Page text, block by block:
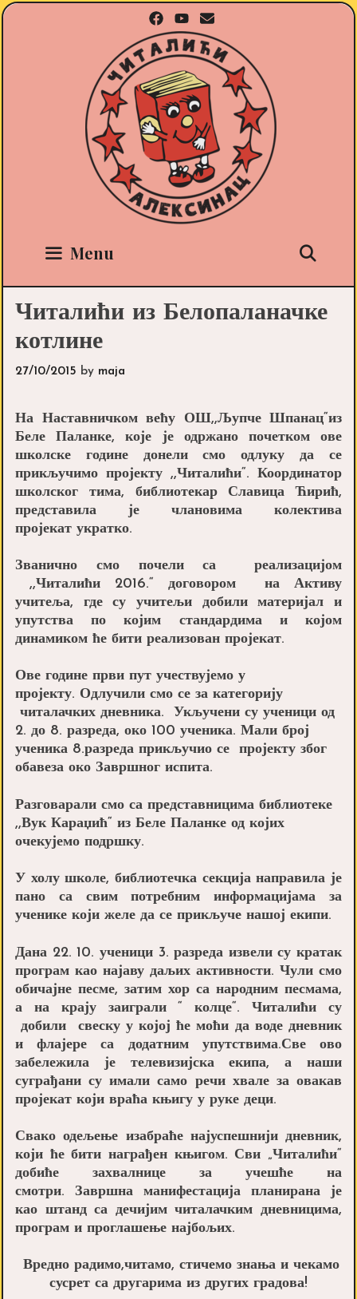
Skip
Menu
Читалићи из Белопаланачке
котлине
27/10/2015 by maja
На Наставничком већу ОШ,,Љупче Шпанац“из
Беле Паланке, које је одржано почетком ове
школске године донели смо одлуку да се
прикључимо пројекту ,,Читалићи“. Координатор
школског тима, библиотекар Славица Ћирић,
представила је члановима колектива
пројекат укратко.
Званично смо почели са реализацијом
,,Читалићи 2016.“ договором на Активу
учитеља, где су учитељи добили материјал и
упутства по којим стандардима и којом
динамиком ће бити реализован пројекат.
Ове године први пут учествујемо у
пројекту. Одлучили смо се за категорију
читалачких дневника. Укључени су ученици од
2. до 8. разреда, око 100 ученика. Мали број
ученика 8.разреда прикључио се пројекту због
обавеза око Завршног испита.
Разговарали смо са представницима библиотеке
,,Вук Караџић“ из Беле Паланке од којих
очекујемо подршку.
У холу школе, библиотечка секција направила је
пано са свим потребним информацијама за
ученике који желе да се прикључе нашој екипи.
Дана 22. 10. ученици 3. разреда извели су кратак
програм као најаву даљих активности. Чули смо
обичајне песме, затим хор са народним песмама,
а на крају заиграли “ колце“. Читалићи су
добили свеску у којој ће моћи да воде дневник
и флајере са додатним упутствима.Све ово
забележила је телевизијска екипа, а наши
суграђани су имали само речи хвале за овакав
пројекат који враћа књигу у руке деци.
Свако одељење изабраће најуспешнији дневник,
који ће бити награђен књигом. Сви „Читалићи“
добиће захвалнице за учешће на
смотри. Завршна манифестација планирана је
као штанд са дечијим читалачким дневницима,
програм и проглашење најбољих.
Вредно радимо,читамо, стичемо знања и чекамо
сусрет са другарима из других градова!